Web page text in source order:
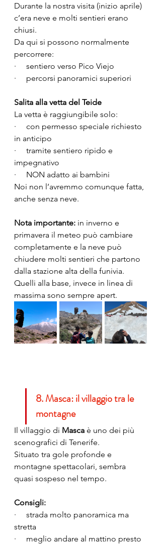
Durante la nostra visita (inizio aprile)
c’era neve e molti sentieri erano
chiusi.
Da qui si possono normalmente
percorrere:
·     sentiero verso Pico Viejo
·     percorsi panoramici superiori
Salita alla vetta del Teide
La vetta è raggiungibile solo:
·     con permesso speciale richiesto
in anticipo
·     tramite sentiero ripido e
impegnativo
·     NON adatto ai bambini
Noi non l’avremmo comunque fatta,
anche senza neve.
Nota importante: in inverno e
primavera il meteo può cambiare
completamente e la neve può
chiudere molti sentieri che partono
dalla stazione alta della funivia.
Quelli alla base, invece in linea di
massima sono sempre apert.
8. Masca: il villaggio tra le
montagne
Il villaggio di Masca è uno dei più
scenografici di Tenerife.
Situato tra gole profonde e
montagne spettacolari, sembra
quasi sospeso nel tempo.
Consigli:
·     strada molto panoramica ma
stretta
·     meglio andare al mattino presto